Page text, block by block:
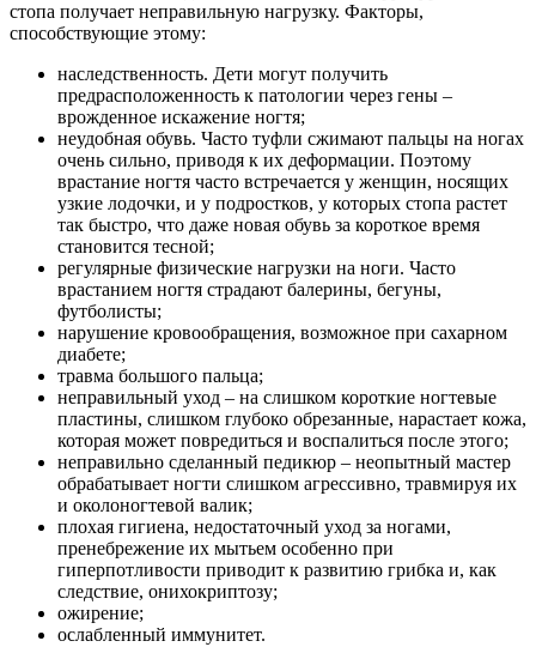
стопа получает неправильную нагрузку. Факторы,
способствующие этому:
наследственность. Дети могут получить
предрасположенность к патологии через гены –
врожденное искажение ногтя;
неудобная обувь. Часто туфли сжимают пальцы на ногах
очень сильно, приводя к их деформации. Поэтому
врастание ногтя часто встречается у женщин, носящих
узкие лодочки, и у подростков, у которых стопа растет
так быстро, что даже новая обувь за короткое время
становится тесной;
регулярные физические нагрузки на ноги. Часто
врастанием ногтя страдают балерины, бегуны,
футболисты;
нарушение кровообращения, возможное при сахарном
диабете;
травма большого пальца;
неправильный уход – на слишком короткие ногтевые
пластины, слишком глубоко обрезанные, нарастает кожа,
которая может повредиться и воспалиться после этого;
неправильно сделанный педикюр – неопытный мастер
обрабатывает ногти слишком агрессивно, травмируя их
и околоногтевой валик;
плохая гигиена, недостаточный уход за ногами,
пренебрежение их мытьем особенно при
гиперпотливости приводит к развитию грибка и, как
следствие, онихокриптозу;
ожирение;
ослабленный иммунитет.